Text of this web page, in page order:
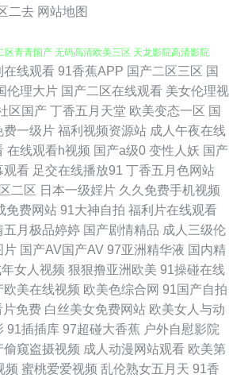
二去 网站地图
亚洲伊人无码 在线理论片 亚洲美女图片 网站黄
青青国产 无码高清欧美三区 天龙影院高清影院
航福利大全 91吃瓜抖阴 91九色蝌蚪视频网 91软
91专媒 操操影视 欧美浮力电影院第一页 青苹果
深夜成人 日韩欧美天堂 日韩特级性交 性网址 性
激色婷五月天 伊人青青草综合网 在线不卡 成人
线观看 91欧美柠檬成人剧场 91社入口 91蜜桃
色的 91老熟女露脸精品 91国内在线观看 91成人
在线观看 91香蕉APP 国产二区三区 国
伦理大片 国产二区在线观看 美女伦理视
区国产 丁香五月天堂 欧美变态一区 国
费一级片 福利视频资源站 成人午夜在线
在线观看h视频 国产a级0 变性人妖 国产
观看 足交在线播放91 丁香五月色网站
二区 日本一级婬片 久久免费手机视频
免费网站 91大神自拍 福利片在线观看
五月极品婷婷 国产剧情精品 成人三级伦
片 国产AV国产AV 97亚洲精华液 国内精
年女人视频 狠狠撸亚洲欧美 91操碰在线
欧美在线视频 欧美色综合网 91国产自拍
片免费 白丝美女免费网站 欧美女人与动
91插插库 97超碰大香蕉 户外自慰影院
偷窥盗摄视频 成人动漫网站观看 欧美第
频 蜜桃爱爱视频 乱伦熟女五月天 91香